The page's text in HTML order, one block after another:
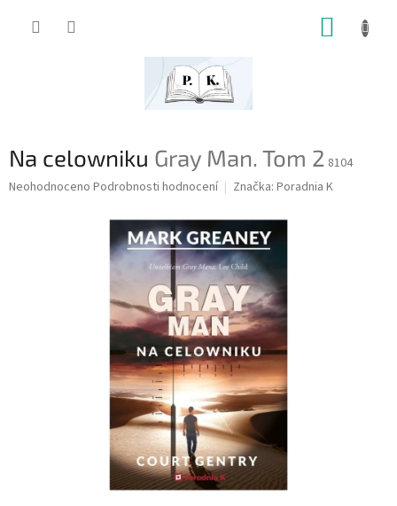
Na celowniku Gray Man. Tom 2 8104
Průměrné
Neohodnoceno Podrobnosti hodnocení Značka: Poradnia K